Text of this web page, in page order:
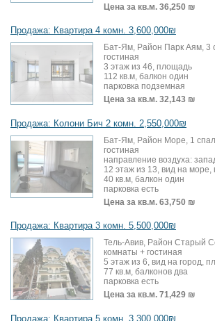
Цена за кв.м. 36,250 ₪
Продажа: Квартира 4 комн. 3,600,000₪
Бат-Ям, Район Парк Аям, 3
гостиная
3 этаж из 46, площадь
112 кв.м, балкон один
парковка подземная
Цена за кв.м. 32,143 ₪
Продажа: Колони Бич 2 комн. 2,550,000₪
Бат-Ям, Район Море, 1
гостиная
направление воздуха:
12 этаж из 13, вид на
40 кв.м, балкон один
парковка есть
Цена за кв.м. 63,750 ₪
Продажа: Квартира 3 комн. 5,500,000₪
Тель-Авив, Район Старый
комнаты + гостиная
5 этаж из 6, вид на город,
77 кв.м, балконов два
парковка есть
Цена за кв.м. 71,429 ₪
Продажа: Квартира 5 комн. 3,300,000₪